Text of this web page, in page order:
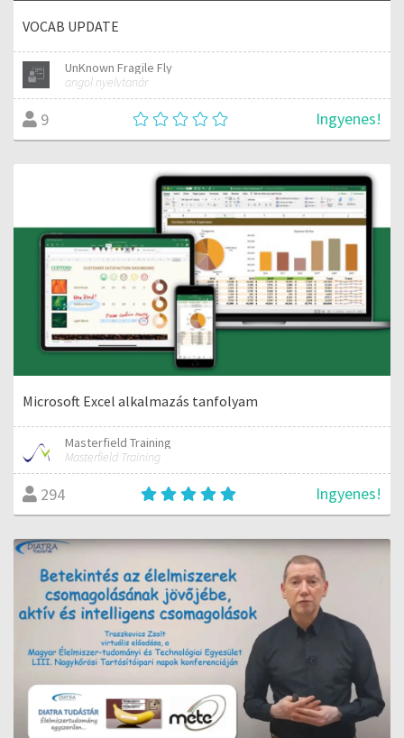
VOCAB UPDATE
UnKnown Fragile Fly
angol nyelvtanár
9 Ingyenes!
Microsoft Excel alkalmazás tanfolyam
Masterfield Training
Masterfield Training
294 Ingyenes!